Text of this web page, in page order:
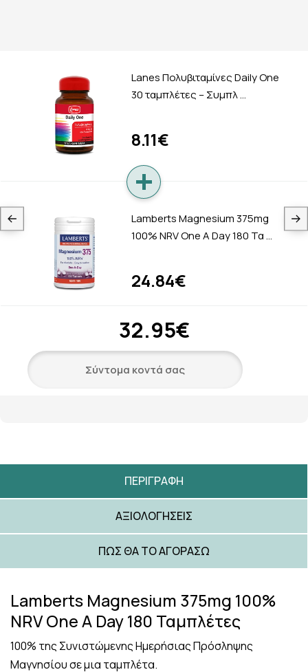
Lanes Πολυβιταμίνες Daily One
30 ταμπλέτες – Συμπλ …
8.11€
Lamberts Magnesium 375mg
100% NRV One A Day 180 Τα …
24.84€
32.95€
Σύντομα κοντά σας
ΠΕΡΙΓΡΑΦΉ
ΑΞΙΟΛΟΓΉΣΕΙΣ
ΠΩΣ ΘΑ ΤΟ ΑΓΟΡΆΣΩ
Lamberts Magnesium 375mg 100%
NRV One A Day 180 Ταμπλέτες
100% της Συνιστώμενης Ημερήσιας Πρόσληψης
Μαγνησίου σε μια ταμπλέτα.